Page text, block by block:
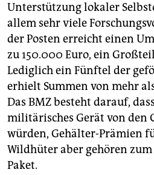
Unterstützung lokaler
allem sehr viele
der Posten erreicht einen
zu 150.000 Euro, ein
Lediglich ein Fünftel der
erhielt Summen von mehr
Das BMZ besteht darauf,
militärisches Gerät von den
würden, Gehälter-Prämien
Wildhüter aber gehören
Paket.